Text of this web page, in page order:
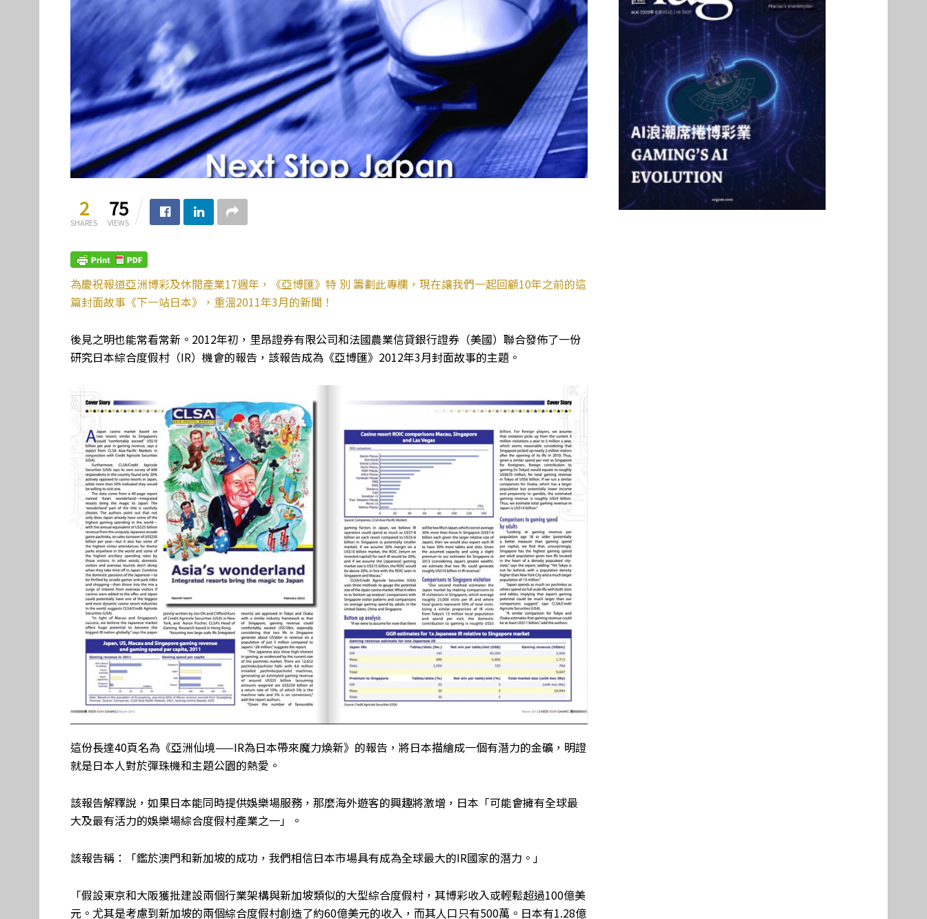
2
SHARES
75
VIEWS
為慶祝報道亞洲博彩及休閒產業17週年，《亞博匯》特 別 籌劃此專欄，現在讓我們一起回顧10年之前的這
篇封面故事《下一站日本》，重溫2011年3月的新聞！
後見之明也能常看常新。2012年初，里昂證券有限公司和法國農業信貸銀行證券（美國）聯合發佈了一份
研究日本綜合度假村（IR）機會的報告，該報告成為《亞博匯》2012年3月封面故事的主題。
這份長達40頁名為《亞洲仙境——IR為日本帶來魔力煥新》的報告，將日本描繪成一個有潛力的金礦，明證
就是日本人對於彈珠機和主題公園的熱愛。
該報告解釋說，如果日本能同時提供娛樂場服務，那麼海外遊客的興趣將激增，日本「可能會擁有全球最
大及最有活力的娛樂場綜合度假村產業之一」。
該報告稱：「鑑於澳門和新加坡的成功，我們相信日本市場具有成為全球最大的IR國家的潛力。」
「假設東京和大阪獲批建設兩個行業架構與新加坡類似的大型綜合度假村，其博彩收入或輕鬆超過100億美
元。尤其是考慮到新加坡的兩個綜合度假村創造了約60億美元的收入，而其人口只有500萬。日本有1.28億